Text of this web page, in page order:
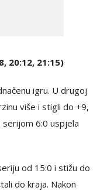
20:12, 21:15)
igru. U drugoj
više i stigli do +9,
6:0 uspjela
od 15:0 i stižu do
do kraja. Nakon